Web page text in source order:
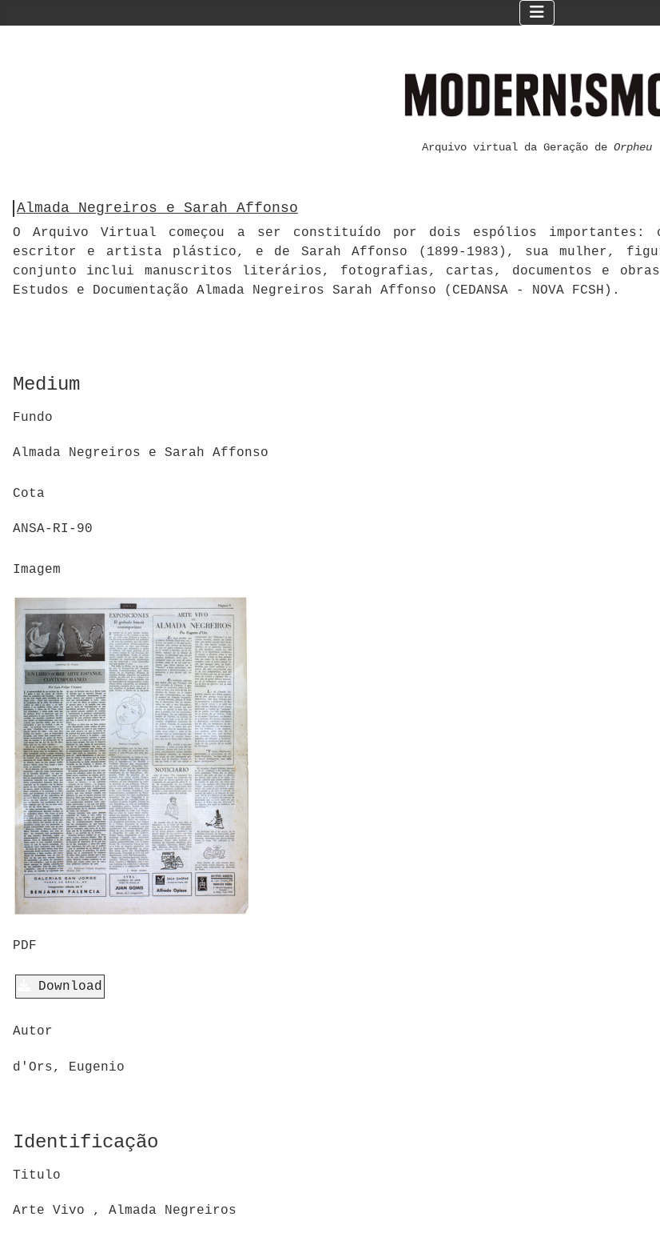
Arquivo virtual da Geração de Orpheu
Almada Negreiros e Sarah Affonso
O Arquivo Virtual começou a ser constituído por dois espólios importantes:
escritor e artista plástico, e de Sarah Affonso (1899-1983), sua mulher,
conjunto inclui manuscritos literários, fotografias, cartas, documentos e
Estudos e Documentação Almada Negreiros Sarah Affonso (CEDANSA - NOVA FCSH).
Medium
Fundo
Almada Negreiros e Sarah Affonso
Cota
ANSA-RI-90
Imagem
PDF
Download
Autor
d'Ors, Eugenio
Identificação
Titulo
Arte Vivo , Almada Negreiros